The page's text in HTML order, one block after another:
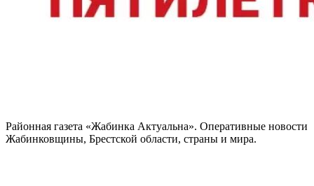
Районная газета «Жабинка Актуальна». Оперативные новости
Жабинковщины, Брестской области, страны и мира.